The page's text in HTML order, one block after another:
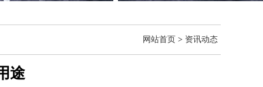
网站首页 > 资讯动态
途